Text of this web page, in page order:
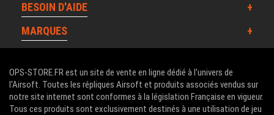
BESOIN D'AIDE
MARQUES
OPS-STORE.FR est un site de vente en ligne dédié à l'univers de
l'Airsoft. Toutes les répliques Airsoft et produits associés vendus sur
notre site internet sont conformes à la législation Française en vigueur.
Tous ces produits sont exclusivement destinés à une utilisation de jeu